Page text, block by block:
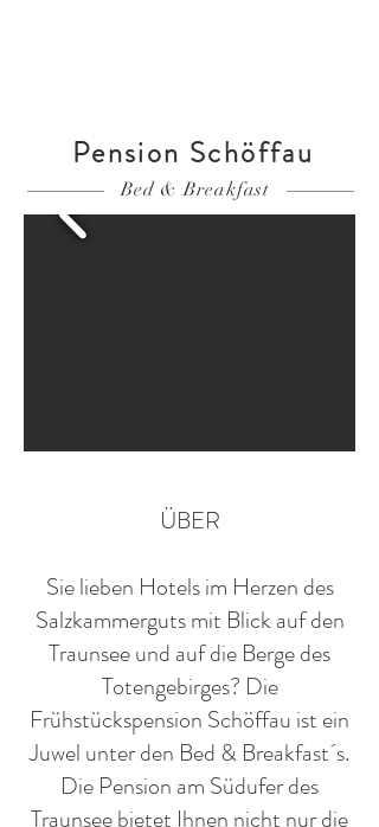
Pension Schöffau
Bed & Breakfast
ÜBER
Sie lieben Hotels im Herzen des
Salzkammerguts mit Blick auf den
Traunsee und auf die Berge des
Totengebirges? Die
Frühstückspension Schöffau ist ein
Juwel unter den Bed & Breakfast´s.
Die Pension am Südufer des
Traunsee bietet Ihnen nicht nur die